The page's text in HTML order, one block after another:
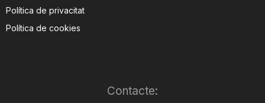
Política de privacitat
Política de cookies
Contacte: